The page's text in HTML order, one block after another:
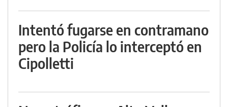
Intentó fugarse en contramano
pero la Policía lo interceptó en
Cipolletti